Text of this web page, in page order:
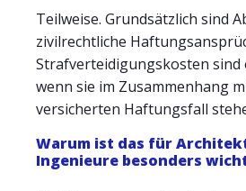
Teilweise. Grundsätzlich sind
zivilrechtliche
Strafverteidigungskosten sind
wenn sie im Zusammenhang
versicherten Haftungsfall
Warum ist das für
Ingenieure besonders